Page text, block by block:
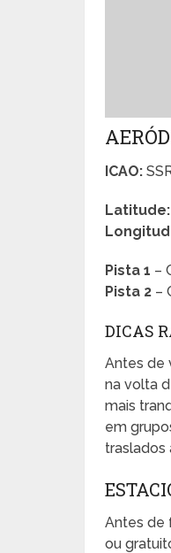
ICAO:
Latitude:
Pista 1 –
Pista 2 –
DICAS
Antes de
na volta
mais
em
traslados
Antes de
ou